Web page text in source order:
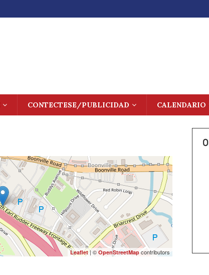
CONTECTESE/PUBLICIDAD CALENDARIO
Leaflet| ©OpenStreetMap contributors